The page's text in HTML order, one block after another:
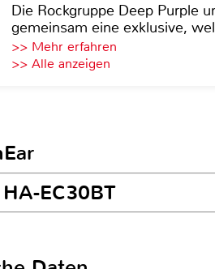
Die Rockgruppe Deep Purple
gemeinsam eine exklusive,
>> Mehr erfahren
>> Alle anzeigen
EC30BT